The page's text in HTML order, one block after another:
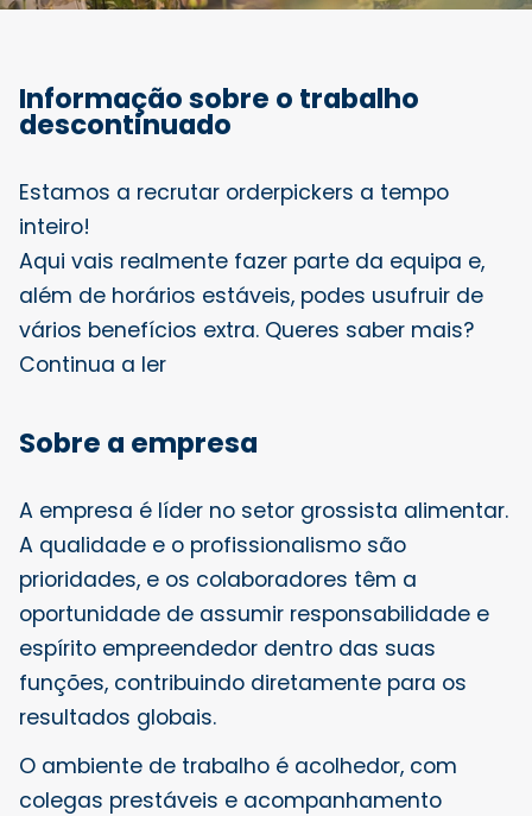
Informação sobre o trabalho
descontinuado
Estamos a recrutar orderpickers a tempo
inteiro!
Aqui vais realmente fazer parte da equipa e,
além de horários estáveis, podes usufruir de
vários benefícios extra. Queres saber mais?
Continua a ler
Sobre a empresa
A empresa é líder no setor grossista alimentar.
A qualidade e o profissionalismo são
prioridades, e os colaboradores têm a
oportunidade de assumir responsabilidade e
espírito empreendedor dentro das suas
funções, contribuindo diretamente para os
resultados globais.
O ambiente de trabalho é acolhedor, com
colegas prestáveis e acompanhamento